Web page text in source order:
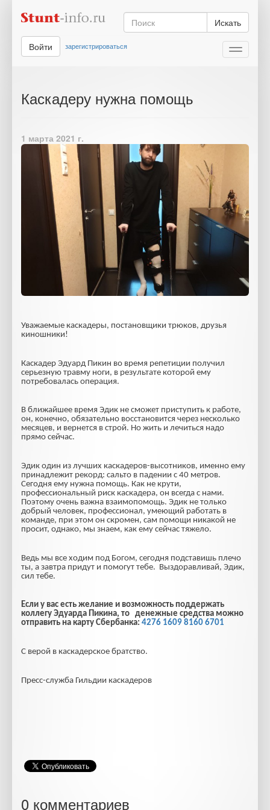
Искать
Toggle
Войти зарегистрироваться
Каскадеру нужна помощь
1 марта 2021 г.
Уважаемые каскадеры, постановщики трюков, друзья
киношники!
Каскадер Эдуард Пикин во время репетиции получил
серьезную травму ноги, в результате которой ему
потребовалась операция.
В ближайшее время Эдик не сможет приступить к работе,
он, конечно, обязательно восстановится через несколько
месяцев, и вернется в строй. Но жить и лечиться надо
прямо сейчас.
Эдик один из лучших каскадеров-высотников, именно ему
принадлежит рекорд: сальто в падении с 40 метров.
Сегодня ему нужна помощь. Как не крути,
профессиональный риск каскадера, он всегда с нами.
Поэтому очень важна взаимопомощь. Эдик не только
добрый человек, профессионал, умеющий работать в
команде, при этом он скромен, сам помощи никакой не
просит, однако, мы знаем, как ему сейчас тяжело.
Ведь мы все ходим под Богом, сегодня подставишь плечо
ты, а завтра придут и помогут тебе. Выздоравливай, Эдик,
сил тебе.
Если у вас есть желание и возможность поддержать
коллегу Эдуарда Пикина, то денежные средства можно
отправить на карту Сбербанка: 4276 1609 8160 6701
С верой в каскадерское братство.
Пресс-служба Гильдии каскадеров
0 комментариев